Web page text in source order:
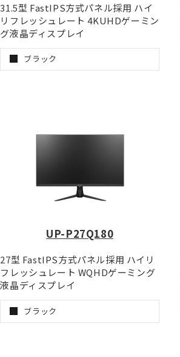
31.5型 FastIPS方式パネル採用 ハイ
リフレッシュレート 4KUHDゲーミン
グ液晶ディスプレイ
ブラック
UP-P27Q180
27型 FastIPS方式パネル採用 ハイリ
フレッシュレート WQHDゲーミング
液晶ディスプレイ
ブラック